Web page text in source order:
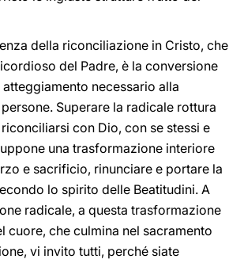
della riconciliazione in Cristo, che
del Padre, è la conversione
necessario alla
Superare la radicale rottura
con Dio, con se stessi e
una trasformazione interiore
e sacrificio, rinunciare e portare la
lo spirito delle Beatitudini. A
radicale, a questa trasformazione
cuore, che culmina nel sacramento
vi invito tutti, perché siate